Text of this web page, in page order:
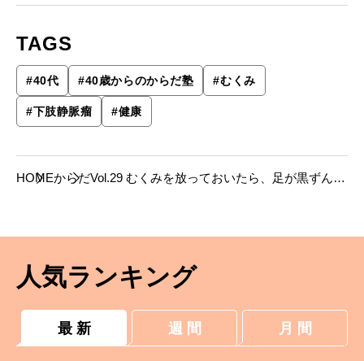
TAGS
#40代 #40歳からのからだ塾 #むくみ
#下肢静脈瘤 #健康
HOMEからだVol.29 むくみを放っておいたら、足が黒ずんで
人気ランキング
最 新 週 間 月 間